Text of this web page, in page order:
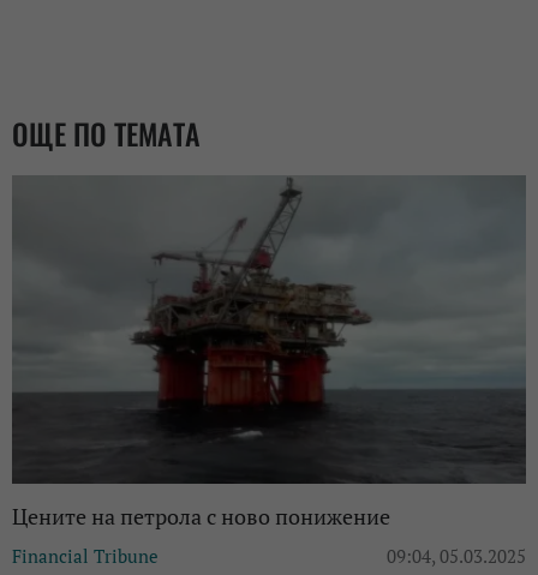
ОЩЕ ПО ТЕМАТА
Цените на петрола с ново понижение
Financial Tribune 09:04, 05.03.2025